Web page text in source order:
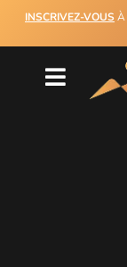
INSCRIVEZ-VOUS À